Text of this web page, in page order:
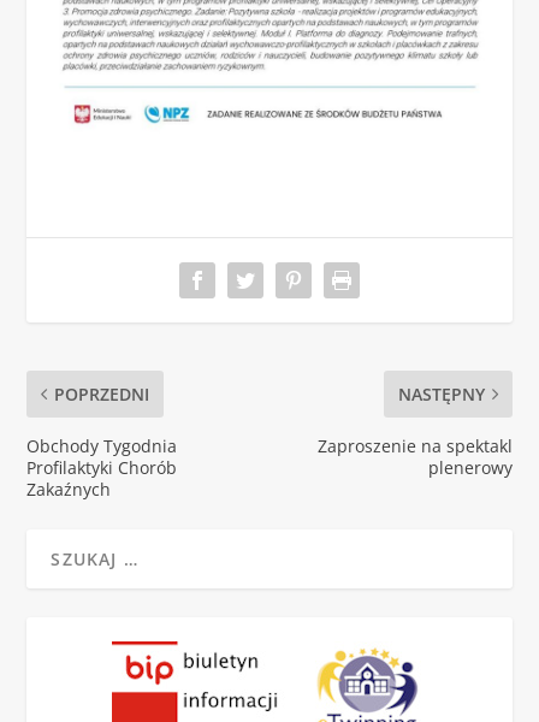
POPRZEDNI
Obchody Tygodnia
Profilaktyki Chorób
Zakaźnych
NASTĘPNY
Zaproszenie na spektakl
plenerowy